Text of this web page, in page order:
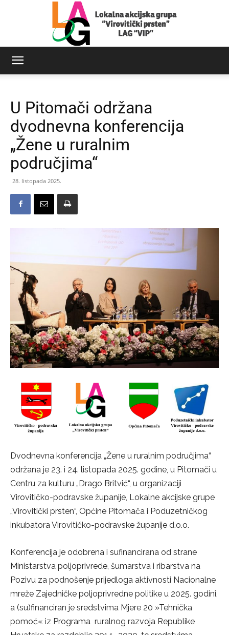
Virovitički
U Pitomači održana
dvodnevna konferencija
„Žene u ruralnim
područjima“
28. listopada 2025.
Dvodnevna konferencija „Žene u ruralnim područjima“
održana je 23. i 24. listopada 2025. godine, u Pitomači u
Centru za kulturu „Drago Britvić“, u organizaciji
Virovitičko-podravske županije, Lokalne akcijske grupe
„Virovitički prsten“, Općine Pitomača i Poduzetničkog
inkubatora Virovitičko-podravske županije d.o.o.
Konferencija je odobrena i sufinancirana od strane
Ministarstva poljoprivrede, šumarstva i ribarstva na
Pozivu za podnošenje prijedloga aktivnosti Nacionalne
mreže Zajedničke poljoprivredne politike u 2025. godini,
a (su)financiran je sredstvima Mjere 20 »Tehnička
pomoć« iz Programa ruralnog razvoja Republike